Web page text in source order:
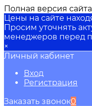
Полная версия сайта
Цены на сайте
Просим уточнять
менеджеров перед
×
Личный кабинет
Вход
Регистрация
Заказать звонок0